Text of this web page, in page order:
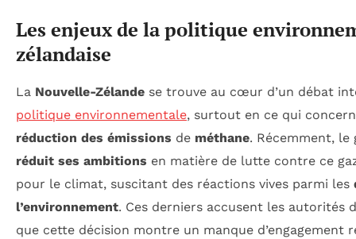
Les enjeux de la politique
zélandaise
La Nouvelle-Zélande se trouve au cœur d’un débat
politique environnementale, surtout en ce qui
réduction des émissions de méthane. Récemment,
réduit ses ambitions en matière de lutte contre ce
pour le climat, suscitant des réactions vives parmi les
l’environnement. Ces derniers accusent les autorités
que cette décision montre un manque d’engagement